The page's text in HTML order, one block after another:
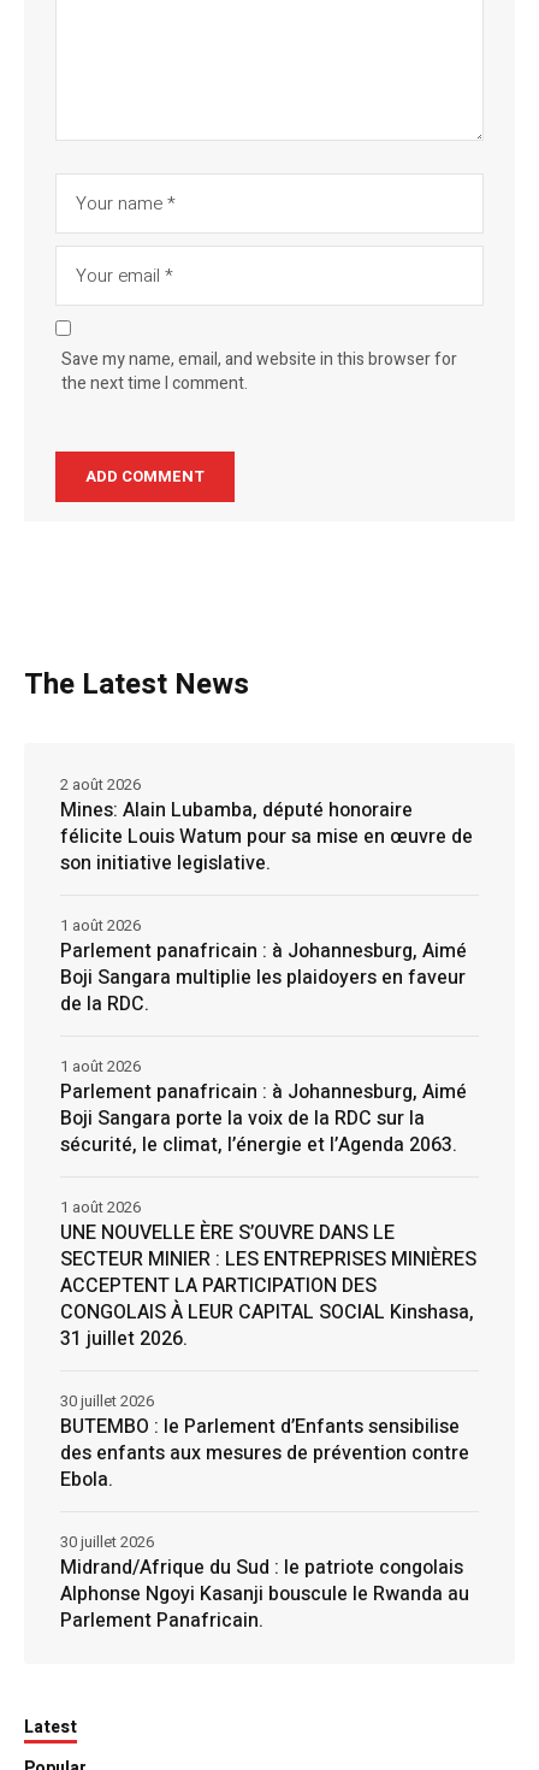
Save my name, email, and website in this browser for
the next time I comment.
The Latest News
Mines: Alain Lubamba, député honoraire
félicite Louis Watum pour sa mise en œuvre de
son initiative legislative.
2 août 2026
Parlement panafricain : à Johannesburg, Aimé
Boji Sangara multiplie les plaidoyers en faveur
de la RDC.
1 août 2026
Parlement panafricain : à Johannesburg, Aimé
Boji Sangara porte la voix de la RDC sur la
sécurité, le climat, l’énergie et l’Agenda 2063.
1 août 2026
UNE NOUVELLE ÈRE S’OUVRE DANS LE
SECTEUR MINIER : LES ENTREPRISES MINIÈRES
ACCEPTENT LA PARTICIPATION DES
CONGOLAIS À LEUR CAPITAL SOCIAL Kinshasa,
31 juillet 2026.
1 août 2026
BUTEMBO : le Parlement d’Enfants sensibilise
des enfants aux mesures de prévention contre
Ebola.
30 juillet 2026
Midrand/Afrique du Sud : le patriote congolais
Alphonse Ngoyi Kasanji bouscule le Rwanda au
Parlement Panafricain.
30 juillet 2026
Latest